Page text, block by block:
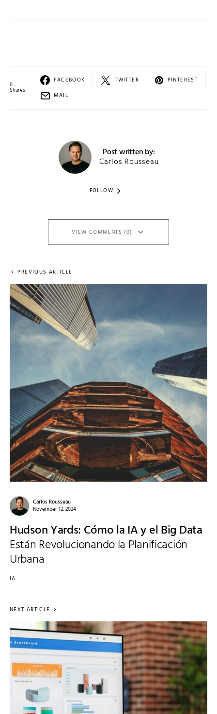
0
Shares
FACEBOOK TWITTER
PINTEREST
MAIL
Post written by:
Carlos Rousseau
FOLLOW
VIEW COMMENTS (0)
PREVIOUS ARTICLE
Carlos Rousseau
November 12, 2024
Hudson Yards: Cómo la IA y el Big Data
Están Revolucionando la Planificación
Urbana
IA
NEXT ARTICLE